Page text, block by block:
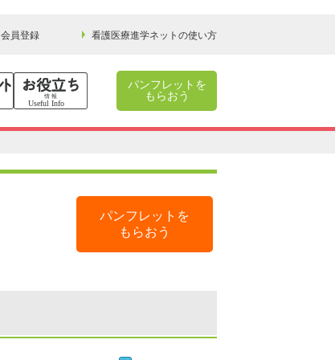
会員登録 看護医療進学ネットの使い方
パンフレットを
もらおう
パンフレットを
もらおう